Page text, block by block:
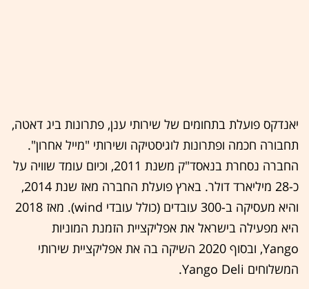
יאנדקס פועלת בתחומים של שירותי ענן, פתרונות ביג דאטה,
תחבורה חכמה ופתרונות לוגיסטיקה ושירותי "מייל אחרון".
החברה נסחרת בנאסד"ק משנת 2011, וכיום עומד שוויה על
כ-28 מיליארד דולר. בארץ פועלת החברה מאז שנת 2014,
והיא מעסיקה ב-300 עובדים (כולל עובדי wind). מאז 2018
היא מפעילה בישראל את אפליקציית הזמנת המוניות
Yango, ובסוף 2020 השיקה בה את אפליקציית שירותי
המשלוחים Yango Deli.